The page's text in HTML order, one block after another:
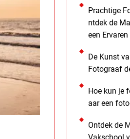
Prachtige
ntdek de
een
De Kunst
Fotograaf
Hoe kun je
aar een
Ontdek de